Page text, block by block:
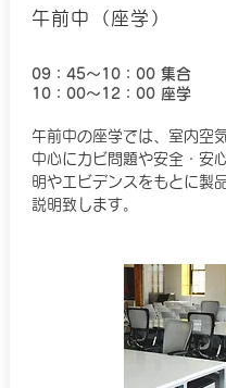
午前中​（座学）
09：45～10：00 集合
10：00～12：00 座学
午前中の座学では、室内空
中心にカビ問題や安全・安
明やエビデンスをもとに製
説明致します。